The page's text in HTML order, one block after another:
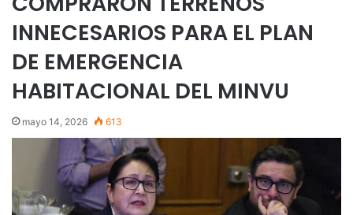
INNECESARIOS PARA EL PLAN
DE EMERGENCIA
HABITACIONAL DEL MINVU
mayo 14, 2026 613